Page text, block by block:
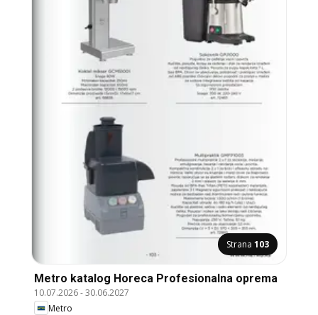
Strana 103
Metro katalog Horeca Profesionalna oprema
10.07.2026-30.06.2027
Metro